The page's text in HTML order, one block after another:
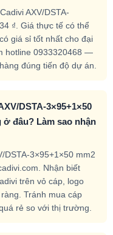
AXV/DSTA-
₫. Giá thực tế có thể
giá sỉ tốt nhất cho đại
hotline 0933320468 —
đúng tiến độ dự án.
DSTA-3×95+1×50
ở đâu? Làm sao nhận
DSTA-3×95+1×50 mm2
Nhận biết
trên vỏ cáp, logo
Tránh mua cáp
rẻ so với thị trường.